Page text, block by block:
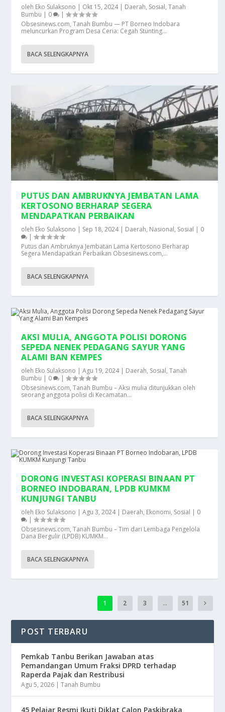
oleh Eko Sulaksono | Okt 15, 2024| Daerah, Sosial,Tanah
Bumbu | 0
|
Obsesinews.com, Tanah Bumbu — PT Borneo Indobara
meluncurkan Program Desa Ceria: Cegah Stunting...
BACA SELENGKAPNYA
PUTUS DAN AMBRUKNYA JEMBATAN LAMA
KERTOSONO BERHARAP SEGERA
MENDAPATKAN PERBAIKAN
oleh Eko Sulaksono | Sep 18, 2024| Daerah, Nasional, Sosial | 0
|
Putus dan Ambruknya Jembatan Lama Kertosono Berharap
Segera Mendapatkan Perbaikan Obsesinews.com,...
BACA SELENGKAPNYA
AKSI MULIA, ANGGOTA POLISI DORONG
SEPEDA NENEK PEDAGANG SAYUR YANG
ALAMI BAN KEMPES
oleh Eko Sulaksono |Agu 19, 2024| Daerah, Sosial,Tanah
Bumbu | 0
|
Obsesinews.com, Tanah Bumbu – Aksi mulia ditunjukkan oleh
seorang anggota polisi di Kecamatan...
BACA SELENGKAPNYA
DORONG INVESTASI KOPERASI BINAAN PT
BORNEO INDOBARAN, LPDB KUMKM
KUNJUNGI TANBU
oleh Eko Sulaksono |Agu 3, 2024| Daerah, Ekonomi, Sosial | 0
|
Obsesinews.com, Tanah Bumbu – Tim dari Lembaga Pengelola
Dana Bergulir (LPDB) KUMKM...
BACA SELENGKAPNYA
1 2 3 ... 51
POST TERBARU
Pemkab Tanbu Berikan Jawaban atas
Pemandangan Umum Fraksi DPRD terhadap
Raperda Pajak dan Restribusi
Agu 5, 2026 |Tanah Bumbu
45 Pelajar Resmi Ikuti Diklat Calon Paskibraka